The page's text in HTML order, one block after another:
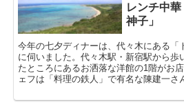
レンチ中
神子」
今年の七夕ディナーは、代々木にある「
に伺いました。代々木駅・新宿駅から歩
たところにあるお洒落な洋館の1階がお
ェフは「料理の鉄人」で有名な陳建一さ